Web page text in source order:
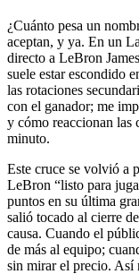
¿Cuánto pesa un
aceptan, y ya. En un
directo a LeBron
suele estar escondido
las rotaciones
con el ganador; me
y cómo reaccionan las
minuto.
Este cruce se volvió a
LeBron “listo para
puntos en su última
salió tocado al cierre
causa. Cuando el
de más al equipo;
sin mirar el precio. Así